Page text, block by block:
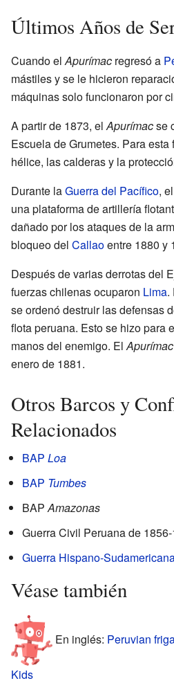
Últimos Años de
Cuando elApurímac regresó a
mástiles y se le hicieron
máquinas solo funcionaron por
A partir de 1873, elApurímacse
Escuela de Grumetes. Para
hélice, las calderas y la
Durante laGuerra del Pacífico,
una plataforma de artillería
dañado por los ataques de la
bloqueo del Callaoentre 1880 y
Después de varias derrotas del
fuerzas chilenas ocuparon Lima.
se ordenó destruir las defensas
flota peruana. Esto se hizo para
manos del enemigo. ElApurímac
enero de 1881.
Otros Barcos y
Relacionados
BAP Loa
BAP Tumbes
BAPAmazonas
Guerra Civil Peruana de
Guerra Hispano-
Véase también
En inglés: Peruvian
Kids